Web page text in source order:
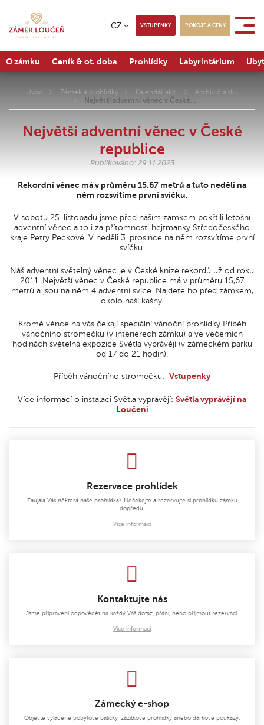
CZ VSTUPENKY POKOJE A CENY
O zámku Ceník & ot. doba Prohlídky Labyrintárium
Úvod Zámek a prohlídky Kalendář akcí
Archiv článků
Největší adventní věnec v České…
Největší adventní věnec v České
republice
Publikováno: 29.11.2023
Rekordní věnec má v průměru 15,67 metrů a tuto neděli na
něm rozsvítíme první svíčku.
V sobotu 25. listopadu jsme před naším zámkem pokřtili letošní
adventní věnec a to i za přítomnosti hejtmanky Středočeského
kraje Petry Peckové. V neděli 3. prosince na něm rozsvítíme první
svíčku.
Náš adventní světelný věnec je v České knize rekordů už od roku
2011. Největší věnec v České republice má v průměru 15,67
metrů a jsou na něm 4 adventní svíce. Najdete ho před zámkem,
okolo naší kašny.
Kromě věnce na vás čekají speciální vánoční prohlídky Příběh
vánočního stromečku (v interiérech zámku) a ve večerních
hodinách světelná expozice Světla vyprávějí (v zámeckém parku
od 17 do 21 hodin).
Příběh vánočního stromečku: Vstupenky
Více informací o instalaci Světla vyprávějí: Světla vyprávějí na
Loučeni
Rezervace prohlídek
Zaujala Vás některá naše prohlídka? Nečekejte a rezervujte si prohlídku zámku
dopředu!
Více informací
Kontaktujte nás
Jsme připraveni odpovědět na každý Váš dotaz, přání, nebo přijmout rezervaci.
Více informací
Zámecký e-shop
Objevte vyladěné pobytové balíčky, zážitkové prohlídky anebo dárkové poukazy.